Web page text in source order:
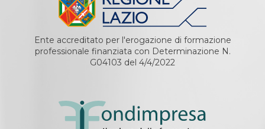
Ente accreditato per l'erogazione di formazione
professionale finanziata con Determinazione N.
G04103 del 4/4/2022